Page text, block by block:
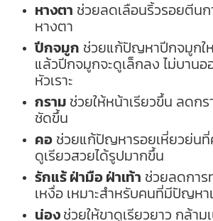
หางตา ช่วยลดเลือนริ้วรอยตีน
หางตา
ปีกจมูก ช่วยแก้ปัญหาปีกจมูก
แล้วปีกจมูกจะดูเล็กลง ไม่บานอ
หัวเราะ
กราม ช่วยให้หน้าเรียวขึ้น ลดก
ชัดขึ้น
คอ ช่วยแก้ปัญหารอยเหี่ยวย่นที่
ดูเรียวสวยได้รูปมากขึ้น
รักแร้ ฝ่ามือ ฝ่าเท้า ช่วยลดกา
เหงื่อ เหมาะสำหรับคนที่มีปัญหา
น่องช่วยให้ขาดูเรียวยาว กล้า